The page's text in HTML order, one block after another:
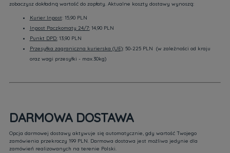
zobaczysz dokładną wartość do zapłaty. Aktualne koszty dostawy wynoszą:
Kurier Inpost: 15,90 PLN
Inpost Paczkomaty 24/7:14,90 PLN
Punkt DPD:13,90 PLN
Przesyłka zagraniczna kurierska (UE): 50-225 PLN (w zależności od kraju
oraz wagi przesyłki - max.30kg)
DARMOWA DOSTAWA
Opcja darmowej dostawy aktywuje się automatycznie, gdy wartość Twojego
zamówienia przekroczy 199 PLN. Darmowa dostawa jest możliwa jedynie dla
zamówień realizowanych na terenie Polski.